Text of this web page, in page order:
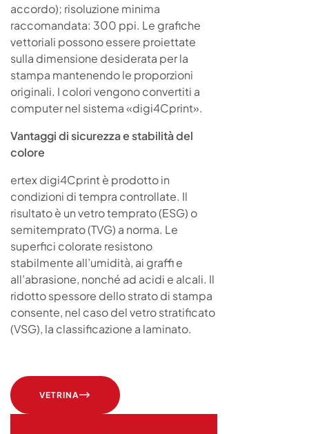
accordo); risoluzione minima
raccomandata: 300 ppi. Le grafiche
vettoriali possono essere proiettate
sulla dimensione desiderata per la
stampa mantenendo le proporzioni
originali. I colori vengono convertiti a
computer nel sistema «digi4Cprint».
Vantaggi di sicurezza e stabilità del
colore
ertex digi4Cprint è prodotto in
condizioni di tempra controllate. Il
risultato è un vetro temprato (ESG) o
semitemprato (TVG) a norma. Le
superfici colorate resistono
stabilmente all’umidità, ai graffi e
all’abrasione, nonché ad acidi e alcali. Il
ridotto spessore dello strato di stampa
consente, nel caso del vetro stratificato
(VSG), la classificazione a laminato.
VETRINA